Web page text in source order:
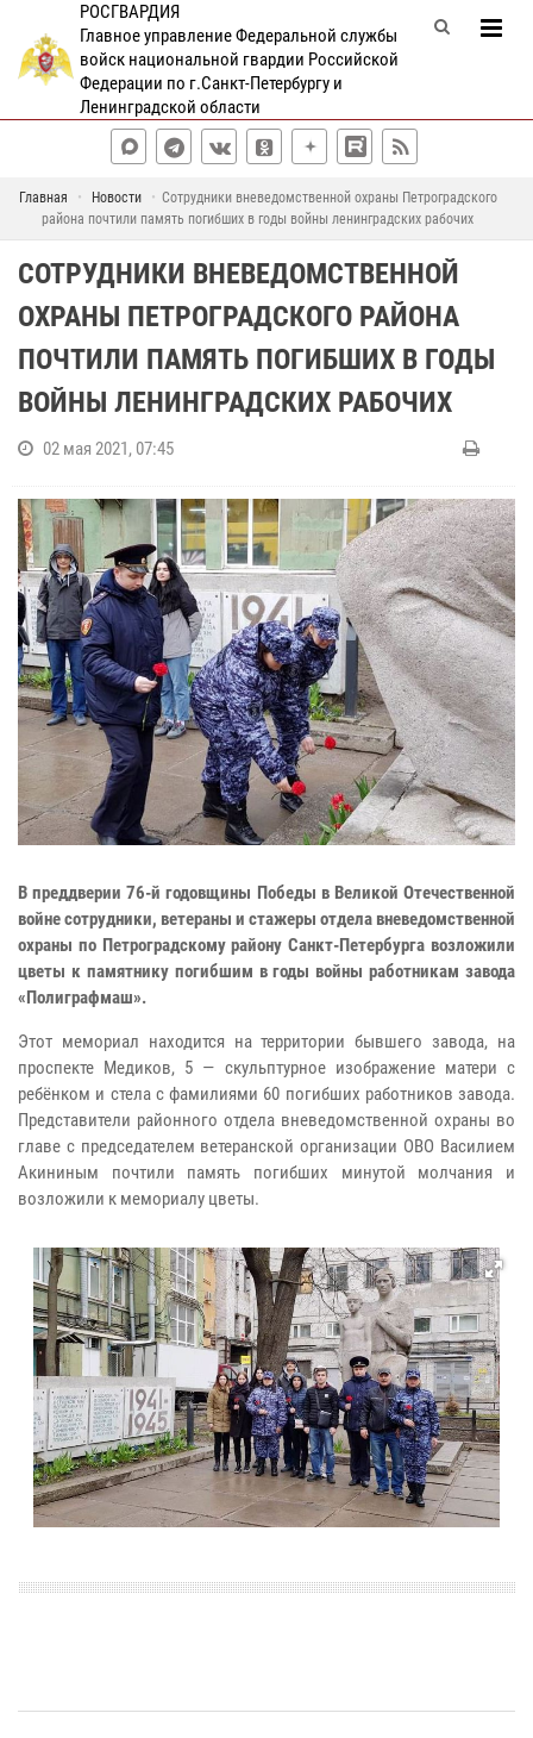
РОСГВАРДИЯ
Главное управление Федеральной службы
войск национальной гвардии Российской
Федерации по г.Санкт-Петербургу и
Ленинградской области
Главная Новости
Сотрудники вневедомственной охраны Петроградского
района почтили память погибших в годы войны ленинградских рабочих
СОТРУДНИКИ ВНЕВЕДОМСТВЕННОЙ
ОХРАНЫ ПЕТРОГРАДСКОГО РАЙОНА
ПОЧТИЛИ ПАМЯТЬ ПОГИБШИХ В ГОДЫ
ВОЙНЫ ЛЕНИНГРАДСКИХ РАБОЧИХ
02 мая 2021, 07:45
В преддверии 76-й годовщины Победы в Великой Отечественной
войне сотрудники, ветераны и стажеры отдела вневедомственной
охраны по Петроградскому району Санкт-Петербурга возложили
цветы к памятнику погибшим в годы войны работникам завода
«Полиграфмаш».
Этот мемориал находится на территории бывшего завода, на
проспекте Медиков, 5 — скульптурное изображение матери с
ребёнком и стела с фамилиями 60 погибших работников завода.
Представители районного отдела вневедомственной охраны во
главе с председателем ветеранской организации ОВО Василием
Акининым почтили память погибших минутой молчания и
возложили к мемориалу цветы.